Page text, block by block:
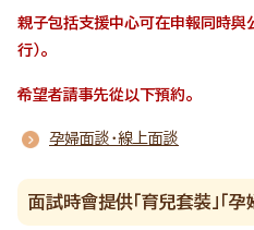
親子包括支援中心可在申報同時與
行）。
希望者請事先從以下預約。
孕婦面談・線上面談
面試時會提供「育兒套裝」「孕